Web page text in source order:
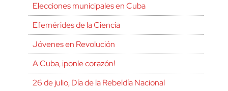
Elecciones municipales en Cuba
Efemérides de la Ciencia
Jóvenes en Revolución
A Cuba, ¡ponle corazón!
26 de julio, Día de la Rebeldía Nacional